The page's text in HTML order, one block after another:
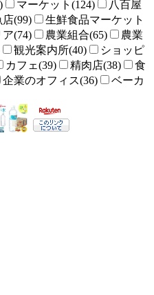
マーケット(124)
八百屋
(99)
生鮮食品マーケット
(74) 農業組合(65)
農業
観光案内所(40)
ショッピ
カフェ(39) 精肉店(38)
食
企業のオフィス(36)
ベーカ